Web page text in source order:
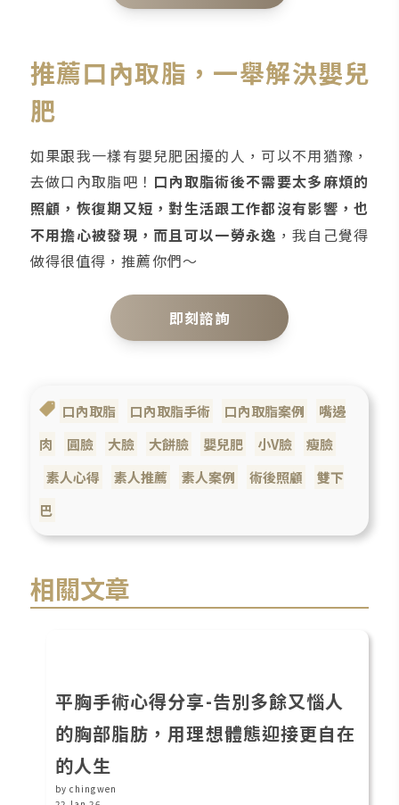
推薦口內取脂，一舉解決嬰兒
肥
如果跟我一樣有嬰兒肥困擾的人，可以不用猶豫，
去做口內取脂吧！ 口內取脂術後不需要太多麻煩的
照顧，恢復期又短，對生活跟工作都沒有影響，也
不用擔心被發現，而且可以一勞永逸 ，我自己覺得
做得很值得，推薦你們～
即刻諮詢
口內取脂 口內取脂手術 口內取脂案例
嘴邊
肉
圓臉 大臉 大餅臉 嬰兒肥 小V臉
瘦臉
素人心得
素人推薦 素人案例 術後照顧
雙下
巴
相關文章
平胸手術心得分享-告別多餘又惱人
的胸部脂肪，用理想體態迎接更自在
的人生
by chingwen